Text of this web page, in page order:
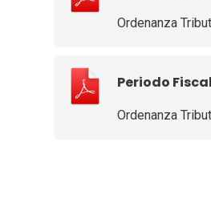
Ordenanza
Periodo
Ordenanza